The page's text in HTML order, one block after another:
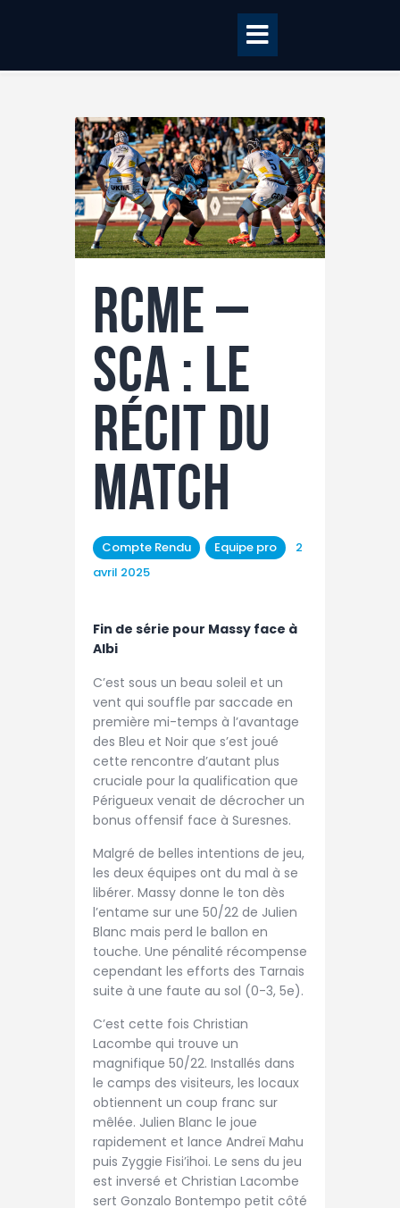
Accueil
BILLETTERIE
BOUTIQUE
CLUB
RCME Association
ENTREPRISES &
PARTENAIRES
TAXE D’APPRENTISSAGE
MÉCÉNAT
FORMATION /
RECONVERSION
ACTUALITÉS
RCME –
SCA : Le
récit du
match
Compte Rendu Equipe pro
2
avril 2025
Fin de série pour Massy face à
Albi
C’est sous un beau soleil et un
vent qui souffle par saccade en
première mi-temps à l’avantage
des Bleu et Noir que s’est joué
cette rencontre d’autant plus
cruciale pour la qualification que
Périgueux venait de décrocher un
bonus offensif face à Suresnes.
Malgré de belles intentions de jeu,
les deux équipes ont du mal à se
libérer. Massy donne le ton dès
l’entame sur une 50/22 de Julien
Blanc mais perd le ballon en
touche. Une pénalité récompense
cependant les efforts des Tarnais
suite à une faute au sol (0-3, 5e).
C’est cette fois Christian
Lacombe qui trouve un
magnifique 50/22. Installés dans
le camps des visiteurs, les locaux
obtiennent un coup franc sur
mêlée. Julien Blanc le joue
rapidement et lance Andreï Mahu
puis Zyggie Fisi’ihoi. Le sens du jeu
est inversé et Christian Lacombe
sert Gonzalo Bontempo petit côté